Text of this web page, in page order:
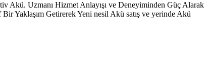
Akü. Uzmanı Hizmet Anlayışı ve Deneyiminden Güç Alarak
Yaklaşım Getirerek Yeni nesil Akü satış ve yerinde Akü